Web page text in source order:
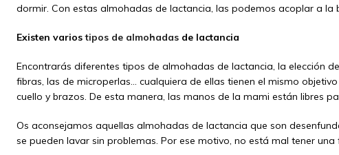
dormir. Con estas almohadas de lactancia, las podemos acoplar a la
Existen variostipos de almohadasde lactancia
Encontrarás diferentes tipos de almohadas de lactancia, la elección
fibras, las de microperlas… cualquiera de ellas tienen el mismo
cuello y brazos. De esta manera, las manos de la mami están libres
Os aconsejamos aquellas almohadas de lactancia que son
se pueden lavar sin problemas. Por ese motivo, no está mal tener una